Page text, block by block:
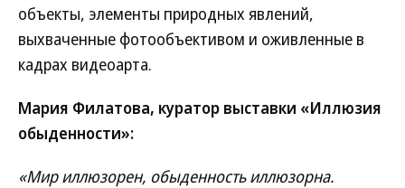
объекты, элементы природных явлений,
выхваченные фотообъективом и оживленные в
кадрах видеоарта.
Мария Филатова, куратор выставки «Иллюзия
обыденности»:
«Мир иллюзорен, обыденность иллюзорна.